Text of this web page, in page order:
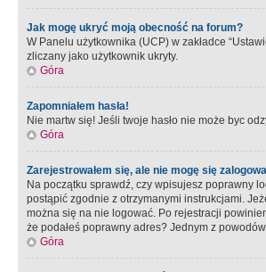
Jak mogę ukryć moją obecność na forum?
W Panelu użytkownika (UCP) w zakładce
zliczany jako użytkownik ukryty.
Góra
Zapomniałem hasła!
Nie martw się! Jeśli twoje hasło nie może byc
Góra
Zarejestrowałem się, ale nie mogę się
Na początku sprawdź, czy wpisujesz poprawny
postąpić zgodnie z otrzymanymi instrukcjami.
można się na nie logować. Po rejestracji
że podałeś poprawny adres? Jednym z
Góra